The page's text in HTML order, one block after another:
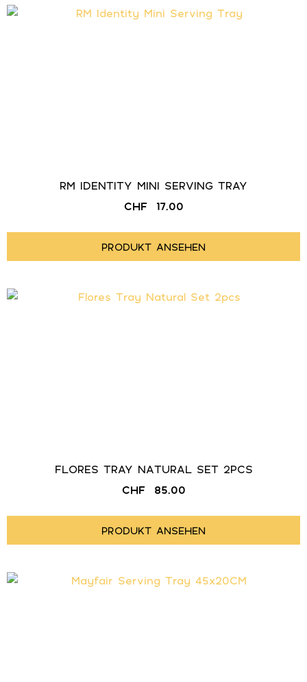
RM IDENTITY MINI SERVING TRAY
CHF
17.00
PRODUKT ANSEHEN
FLORES TRAY NATURAL SET 2PCS
CHF
85.00
PRODUKT ANSEHEN